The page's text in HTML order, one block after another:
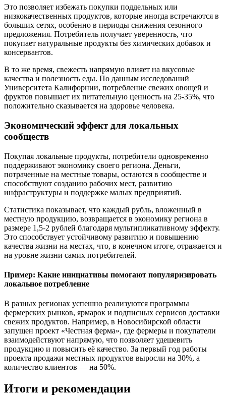
Это позволяет избежать покупки поддельных или
низкокачественных продуктов, которые иногда встречаются в
больших сетях, особенно в периоды снижения сезонного
предложения. Потребитель получает уверенность, что
покупает натуральные продукты без химических добавок и
консервантов.
В то же время, свежесть напрямую влияет на вкусовые
качества и полезность еды. По данным исследований
Университета Калифорнии, потребление свежих овощей и
фруктов повышает их питательную ценность на 25-35%, что
положительно сказывается на здоровье человека.
Экономический эффект для локальных
сообществ
Покупая локальные продукты, потребители одновременно
поддерживают экономику своего региона. Деньги,
потраченные на местные товары, остаются в сообществе и
способствуют созданию рабочих мест, развитию
инфраструктуры и поддержке малых предприятий.
Статистика показывает, что каждый рубль, вложенный в
местную продукцию, возвращается в экономику региона в
размере 1,5-2 рублей благодаря мультипликативному эффекту.
Это способствует устойчивому развитию и повышению
качества жизни на местах, что, в конечном итоге, отражается и
на уровне жизни самих потребителей.
Пример: Какие инициативы помогают популяризировать
локальное потребление
В разных регионах успешно реализуются программы
фермерских рынков, ярмарок и подписных сервисов доставки
свежих продуктов. Например, в Новосибирской области
запущен проект «Честная ферма», где фермеры и покупатели
взаимодействуют напрямую, что позволяет удешевить
продукцию и повысить её качество. За первый год работы
проекта продажи местных продуктов выросли на 30%, а
количество клиентов — на 50%.
Итоги и рекомендации